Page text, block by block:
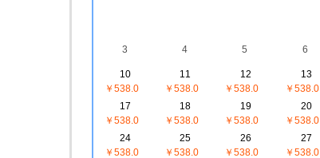
3 4 5 6
10
￥538.0
11
￥538.0
12
￥538.0
13
￥538.0
17
￥538.0
18
￥538.0
19
￥538.0
20
￥538.0
24
￥538.0
25
￥538.0
26
￥538.0
27
￥538.0